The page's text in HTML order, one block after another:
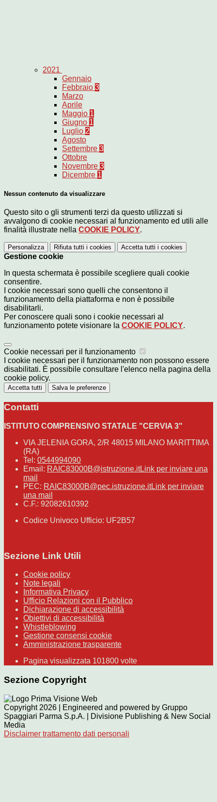
2021
Gennaio
Febbraio 3
Marzo
Aprile
Maggio 1
Giugno 1
Luglio 2
Agosto
Settembre 3
Ottobre
Novembre 3
Dicembre 1
Nessun contenuto da visualizzare
Questo sito o gli strumenti terzi da questo utilizzati si
avvalgono di cookie necessari al funzionamento ed utili alle
finalità illustrate nella COOKIE POLICY.
Personalizza Rifiuta tutti i cookies Accetta tutti i cookies
Gestione cookie
In questa schermata è possibile scegliere quali cookie
consentire.
I cookie necessari sono quelli che consentono il
funzionamento della piattaforma e non è possibile
disabilitarli.
Per conoscere quali sono i cookie necessari al
funzionamento potete visionare la COOKIE POLICY.
Cookie necessari per il funzionamento
I cookie necessari per il funzionamento non possono essere
disabilitati. È possibile consultare l'elenco nella pagina della
cookie policy.
Accetta tutti Salva le preferenze
Contatti
ISTITUTO COMPRENSIVO STATALE "CERVIA 3"
VIA JELENIA GORA, 2/R 48015 MILANO MARITTIMA
(RA)
Tel: 0544994090
Email: RAIC83000B@istruzione.itLink per inviare una
mail
PEC: RAIC83000B@pec.istruzione.itLink per inviare
una mail
C.F.: 92082610392
Codice Univoco Ufficio: UF2B57
Sezione Link Utili
Cookie policy
Note legali
Informativa Privacy
Ufficio Relazioni con il Pubblico
Dichiarazione di accessibilità
Obiettivi di accessibilità
Whistleblowing
Gestione consensi cookie
Amministrazione trasparente
Pagina visualizzata 101800 volte
Sezione Copyright
Copyright 2026 | Engineered and powered by Gruppo
Spaggiari Parma S.p.A. | Divisione Publishing & New Social
Media
Disclaimer trattamento dati personali